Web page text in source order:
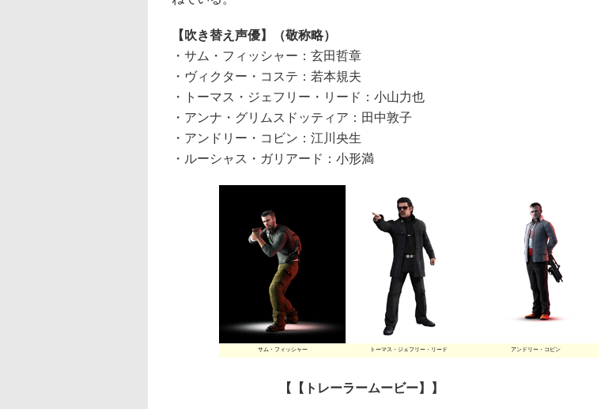
【吹き替え声優】（敬称略）
・サム・フィッシャー：玄田哲章
・ヴィクター・コステ：若本規夫
・トーマス・ジェフリー・リード：小山力也
・アンナ・グリムスドッティア：田中敦子
・アンドリー・コビン：江川央生
・ルーシャス・ガリアード：小形満
サム・フィッシャー トーマス・ジェフリー・リード アンドリー・コビン
【【トレーラームービー】】